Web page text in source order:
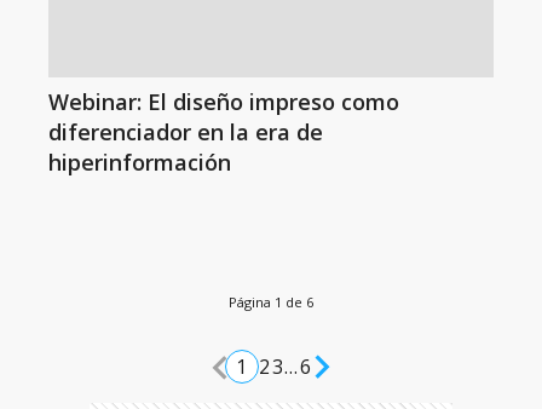
Webinar: El diseño impreso como
diferenciador en la era de
hiperinformación
Página 1 de 6
1 23...6